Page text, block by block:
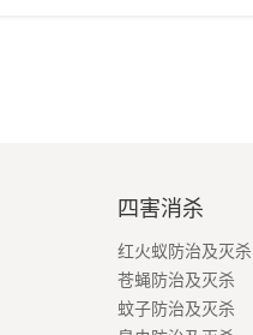
四害消杀
红火蚁防治及灭杀
苍蝇防治及灭杀
蚊子防治及灭杀